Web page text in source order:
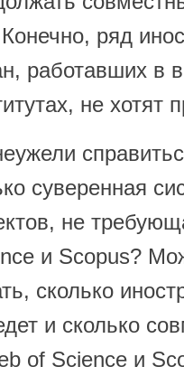
ряд
работавших в
не хотят
суверенная
не
и Scopus?
сколько
и сколько
of Science и